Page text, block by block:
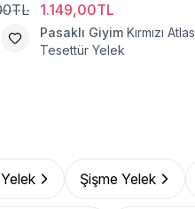
1.149,00TL
Pasaklı Giyim Kırmızı Atlas
Tesettür Yelek
Şişme Yelek